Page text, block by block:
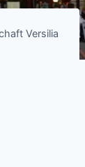
Versilia